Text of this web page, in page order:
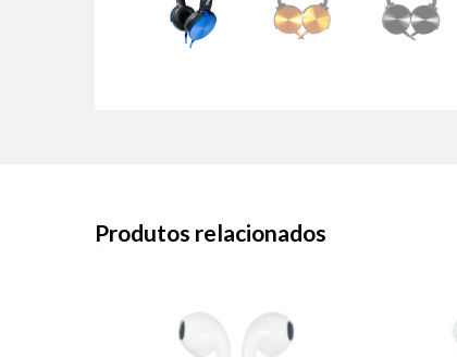
Produtos relacionados